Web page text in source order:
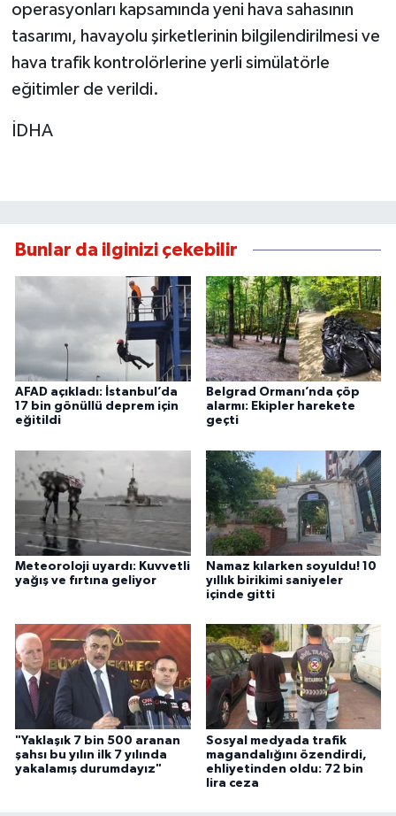
operasyonları kapsamında yeni hava sahasının
tasarımı, havayolu şirketlerinin bilgilendirilmesi ve
hava trafik kontrolörlerine yerli simülatörle
eğitimler de verildi.
İDHA
Bunlar da ilginizi çekebilir
AFAD açıkladı: İstanbul’da
17 bin gönüllü deprem için
eğitildi
Belgrad Ormanı’nda çöp
alarmı: Ekipler harekete
geçti
Meteoroloji uyardı: Kuvvetli
yağış ve fırtına geliyor
Namaz kılarken soyuldu! 10
yıllık birikimi saniyeler
içinde gitti
"Yaklaşık 7 bin 500 aranan
şahsı bu yılın ilk 7 yılında
yakalamış durumdayız"
Sosyal medyada trafik
magandalığını özendirdi,
ehliyetinden oldu: 72 bin
lira ceza